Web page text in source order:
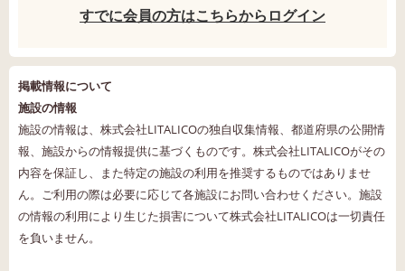
すでに会員の方はこちらからログイン
掲載情報について
施設の情報
施設の情報は、株式会社LITALICOの独自収集情報、都道府県の公開情
報、施設からの情報提供に基づくものです。株式会社LITALICOがその
内容を保証し、また特定の施設の利用を推奨するものではありませ
ん。ご利用の際は必要に応じて各施設にお問い合わせください。施設
の情報の利用により生じた損害について株式会社LITALICOは一切責任
を負いません。